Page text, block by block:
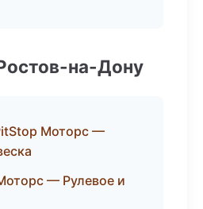
на-Дону
Моторс —
— Рулевое и